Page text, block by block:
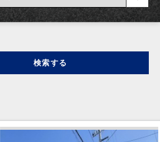
検索する